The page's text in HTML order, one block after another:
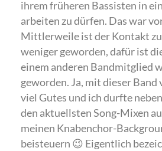
ihrem früheren Bassisten in
arbeiten zu dürfen. Das war
Mittlerweile ist der Kontakt
weniger geworden, dafür ist
einem anderen Bandmitglied
geworden. Ja, mit dieser Band
viel Gutes und ich durfte
den aktuellsten Song-Mixen
meinen Knabenchor-
beisteuern 😉 Eigentlich